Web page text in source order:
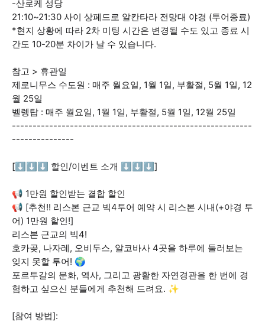
-산로케 성당
21:10~21:30 사이 상페드로 알칸타라 전망대 야경 (투어종료)
*현지 상황에 따라 2차 미팅 시간은 변경될 수도 있고 종료 시
간도 10-20분 차이가 날 수 있습니다.
참고 > 휴관일
제로니무스 수도원 : 매주 월요일, 1월 1일, 부활절, 5월 1일, 12
월 25일
벨렝탑 : 매주 월요일, 1월 1일, 부활절, 5월 1일, 12월 25일
----------------------------------------------------------
---------------
[⬇⬇⬇ 할인/이벤트 소개 ⬇⬇⬇]
📢 1만원 할인받는 결합 할인
📢 [추천!! 리스본 근교 빅4투어 예약 시 리스본 시내(+야경 투
어) 1만원 할인!]
리스본 근교의 빅4!
호카곶, 나자레, 오비두스, 알코바사 4곳을 하루에 둘러보는
잊지 못할 투어! 🌍
포르투갈의 문화, 역사, 그리고 광활한 자연경관을 한 번에 경
험하고 싶으신 분들에게 추천해 드려요. ✨
[참여 방법]: